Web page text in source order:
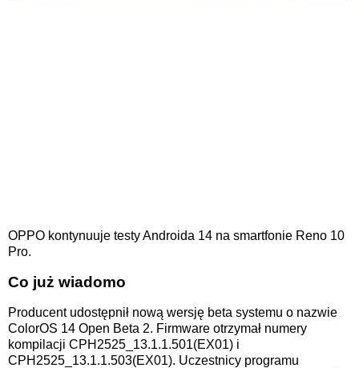
OPPO kontynuuje testy Androida 14 na smartfonie Reno 10
Pro.
Co już wiadomo
Producent udostępnił nową wersję beta systemu o nazwie
ColorOS 14 Open Beta 2. Firmware otrzymał numery
kompilacji CPH2525_13.1.1.501(EX01) i
CPH2525_13.1.1.503(EX01). Uczestnicy programu